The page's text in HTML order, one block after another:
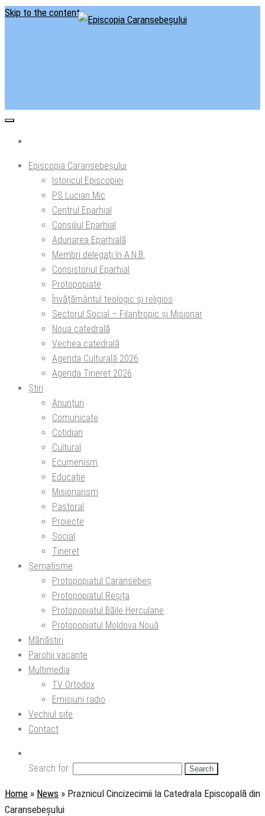
Skip to the content
Episcopia Caransebeșului
Istoricul Episcopiei
PS Lucian Mic
Centrul Eparhial
Consiliul Eparhial
Adunarea Eparhială
Membri delegaţi în A.N.B.
Consistoriul Eparhial
Protopopiate
Învăţământul teologic şi religios
Sectorul Social – Filantropic și Misionar
Noua catedrală
Vechea catedrală
Agenda Culturală 2026
Agenda Tineret 2026
Știri
Anunțuri
Comunicate
Cotidian
Cultural
Ecumenism
Educație
Misionarism
Pastoral
Proiecte
Social
Tineret
Șematisme
Protopopiatul Caransebeș
Protopopiatul Reșița
Protopopiatul Băile Herculane
Protopopiatul Moldova Nouă
Mănăstiri
Parohii vacante
Multimedia
TV Ortodox
Emisiuni radio
Vechiul site
Contact
Search for:
Home » News » Praznicul Cincizecimii la Catedrala Episcopală din
Caransebeșului